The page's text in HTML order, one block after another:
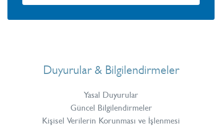
Duyurular & Bilgilendirmeler
Yasal Duyurular
Güncel Bilgilendirmeler
Kişisel Verilerin Korunması ve İşlenmesi